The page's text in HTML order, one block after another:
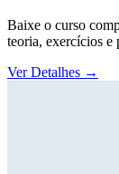
Baixe o curso
teoria, exercícios e
Ver Detalhes →